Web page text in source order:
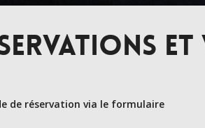
et
de réservation via le formulaire